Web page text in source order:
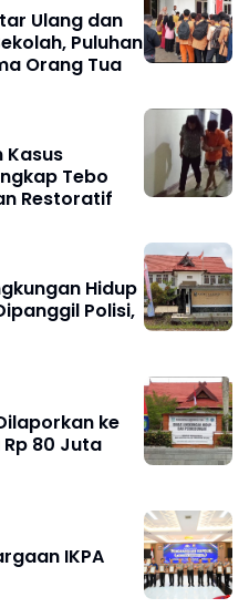
Ulang dan
Puluhan
Orang Tua
Kasus
Tebo
Restoratif
Hidup
Polisi,
ke
80 Juta
IKPA